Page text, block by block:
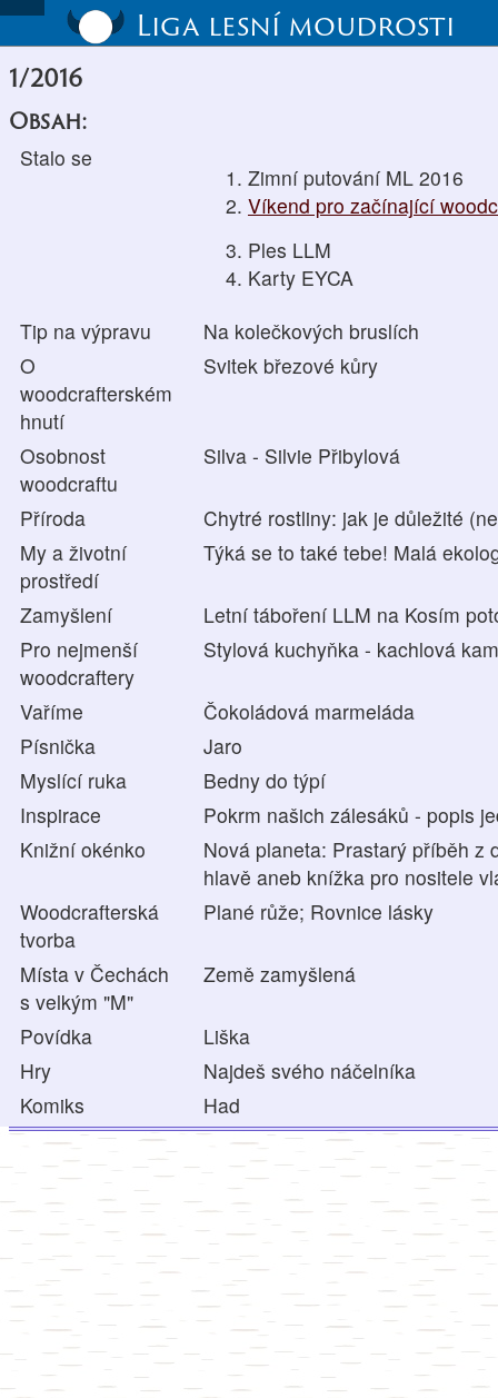
Liga lesní moudrosti
1/2016
Obsah:
Stalo se
Zimní putování ML 2016
Víkend pro začínající
Ples LLM
Karty EYCA
Tip na výpravu
Na kolečkových bruslích
O
woodcrafterském
hnutí
Svitek březové kůry
Osobnost
woodcraftu
Silva - Silvie Přibylová
Příroda
Chytré rostliny: jak je důležité
My a životní
prostředí
Týká se to také tebe! Malá
Zamyšlení
Letní táboření LLM na Kosím
Pro nejmenší
woodcraftery
Stylová kuchyňka - kachlová
Vaříme
Čokoládová marmeláda
Písnička
Jaro
Myslící ruka
Bedny do týpí
Inspirace
Pokrm našich zálesáků - popis
Knižní okénko
Nová planeta: Prastarý příběh z
hlavě aneb knížka pro nositele
Woodcrafterská
tvorba
Plané růže; Rovnice lásky
Místa v Čechách
s velkým "M"
Země zamyšlená
Povídka
Liška
Hry
Najdeš svého náčelníka
Komiks
Had